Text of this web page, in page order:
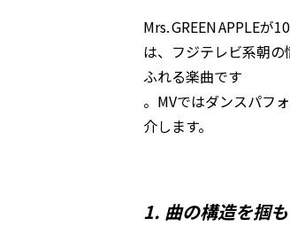
Mrs. GREEN APPLE
は、フジテレビ系朝
ふれる楽曲です
。MVではダンスパフ
介します。
1. 曲の構造を掴も